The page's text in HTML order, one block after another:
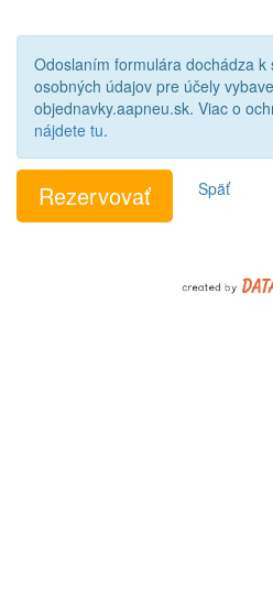
Odoslaním formulára dochádza k
osobných údajov pre účely
objednavky.aapneu.sk. Viac o
nájdete tu.
Späť